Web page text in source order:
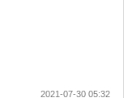
2021-07-30 05:32